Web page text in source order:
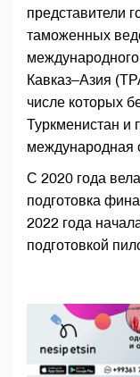
представители
таможенных
Кавказ–Азия
числе которых
Туркменистан
С 2020 года
подготовка
2022 года
подготовкой